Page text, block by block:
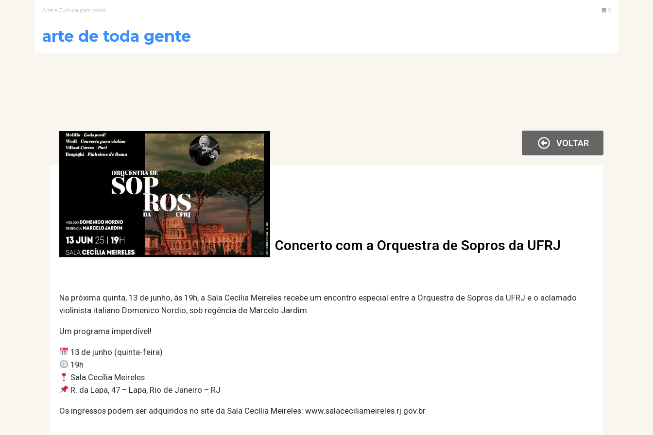
Arte e Cultura para todos 0
arte de toda gente
VOLTAR
Concerto com a Orquestra de Sopros da UFRJ
Na próxima quinta, 13 de junho, às 19h, a Sala Cecília Meireles recebe um encontro especial entre a Orquestra de Sopros da UFRJ e o aclamado
violinista italiano Domenico Nordio, sob regência de Marcelo Jardim.
Um programa imperdível!
13 de junho (quinta-feira)
19h
Sala Cecília Meireles
R. da Lapa, 47 – Lapa, Rio de Janeiro – RJ
Os ingressos podem ser adquiridos no site da Sala Cecília Meireles: www.salaceciliameireles.rj.gov.br